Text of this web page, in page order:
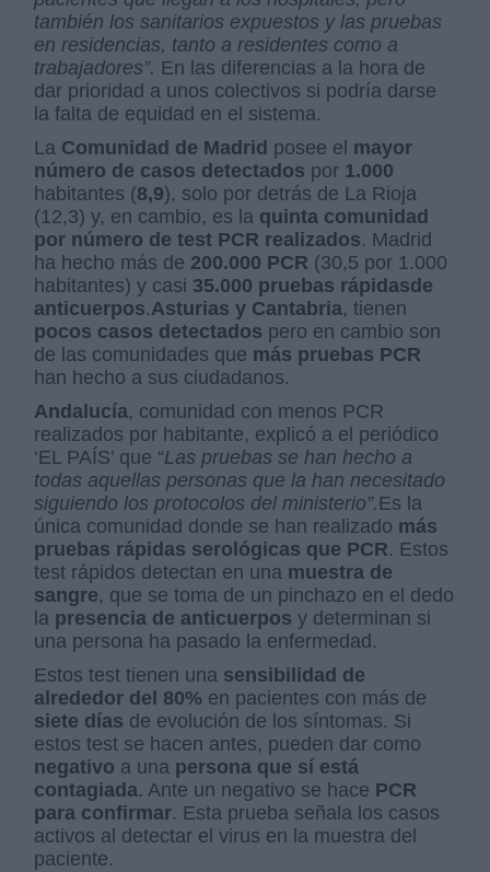
también los sanitarios expuestos y las pruebas
en residencias, tanto a residentes como a
trabajadores”. En las diferencias a la hora de
dar prioridad a unos colectivos si podría darse
la falta de equidad en el sistema.
La Comunidad de Madrid posee el mayor
número de casos detectados por 1.000
habitantes (8,9), solo por detrás de La Rioja
(12,3) y, en cambio, es la quinta comunidad
por número de test PCR realizados. Madrid
ha hecho más de 200.000 PCR (30,5 por 1.000
habitantes) y casi 35.000 pruebas rápidasde
anticuerpos.Asturias y Cantabria, tienen
pocos casos detectados pero en cambio son
de las comunidades que más pruebas PCR
han hecho a sus ciudadanos.
Andalucía, comunidad con menos PCR
realizados por habitante, explicó a el periódico
‘EL PAÍS’ que “Las pruebas se han hecho a
todas aquellas personas que la han necesitado
siguiendo los protocolos del ministerio”.Es la
única comunidad donde se han realizado más
pruebas rápidas serológicas que PCR. Estos
test rápidos detectan en una muestra de
sangre, que se toma de un pinchazo en el dedo
la presencia de anticuerposy determinan si
una persona ha pasado la enfermedad.
Estos test tienen una sensibilidad de
alrededor del 80% en pacientes con más de
siete días de evolución de los síntomas. Si
estos test se hacen antes, pueden dar como
negativo a una persona que sí está
contagiada. Ante un negativo se hace PCR
para confirmar. Esta prueba señala los casos
activos al detectar el virus en la muestra del
paciente.